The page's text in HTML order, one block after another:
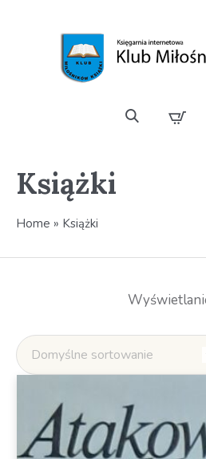
Książki
Home » Książki